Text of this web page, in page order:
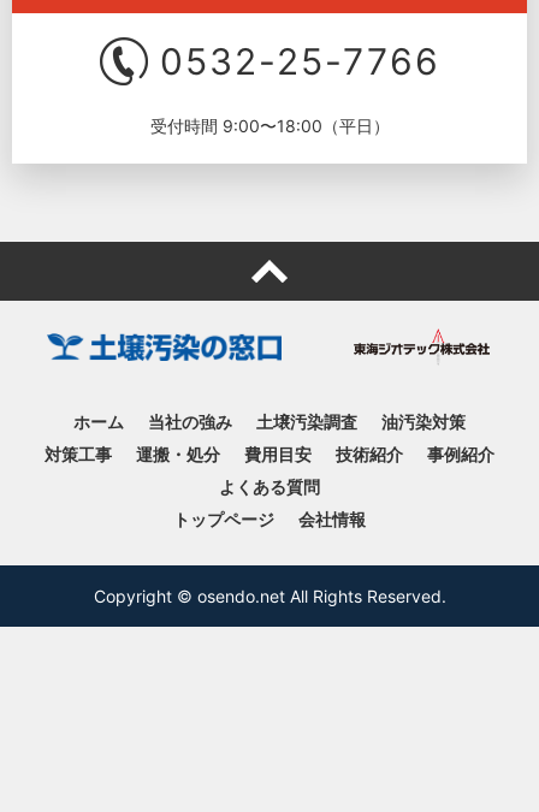
0532-25-7766
受付時間 9:00〜18:00（平日）
ホーム 当社の強み 土壌汚染調査
油汚染対策
対策工事
運搬・処分 費用目安 技術紹介
事例紹介
よくある質問
トップページ
会社情報
Copyright © osendo.net All Rights Reserved.